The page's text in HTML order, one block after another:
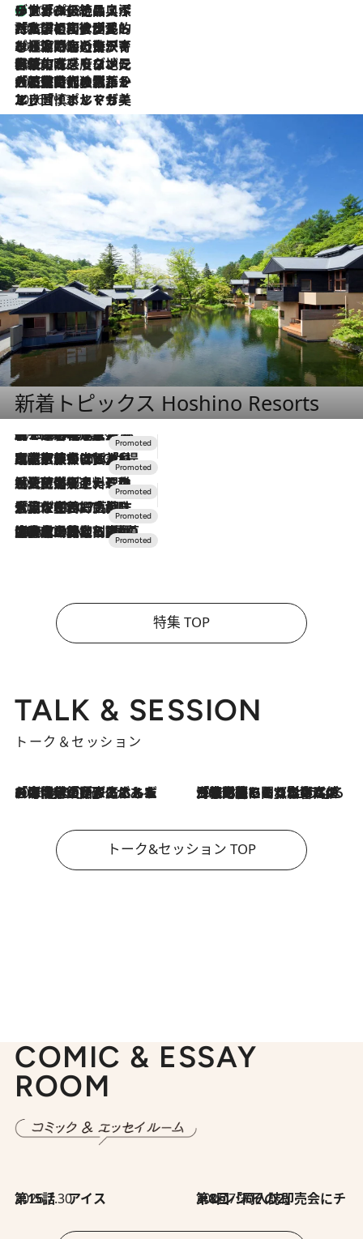
2026.8.8
リスボンの絶品スイーツ「パステル・デ・ナタ」とは？ポルトガル伝統の奥深い世界へ
2026.7.27
「私の祖国はポルトガル語です」国民的詩人フェルナンド・ペソアと、彼が愛した文学の街を歩く
2026.7.26
ポルトガル近海が育む極上の海の幸。キリリと冷えた白ワインと愉しむ、シーフード専門店の贅沢
2026.7.22
伝統の味をモダンに昇華。高感度な地元客が集う、リスボンの最旬ガストロノミー
2026.7.21
大航海時代の栄華から、震災、独裁、そして革命へ。ポルトガル・首都リスボンの石畳に刻まれた「歴史の光と影」
2026.7.13
エッセイ・ヤマザキマリ「慎ましくも美しき国 ポルトガル」
新着トピックス Hoshino Resorts
2026.8.7
【トンボの足水浴】ヒノキの香りに包まれて涼感マックス！約13℃の湧水かけ流しを避暑地「星野温泉 トンボの湯」で体験
2026.7.31
【ホテル帰省】という選択肢をOMOが提案。家族とほどよい距離を保つには「昼は実家、夜は気兼ねなくホテルで！」
2026.7.24
【夏限定ディナーコース】旬を迎える稚鮎や花ズッキーニなどをイタリア・トスカーナの郷土料理の手法で満喫！
2026.7.17
「土佐和ハーブかき氷」がOMO7高知に登場！生姜、山椒、大葉など目にも舌にも涼を呼ぶ郷土の味
2026.7.10
NEW OPEN！【界 草津】名湯の地に誕生。趣の異なる2種の温泉と上州ならではの会席・蕎麦割烹など美食を味わう究極の癒やし旅
特集 TOP
TALK & SESSION
トーク＆セッション
2026.8.3
「今後値上げがあるとすれば…」「リスクがあるのは今年の冬」エネルギー専門家が語る、ホルムズ海峡封鎖が家庭にもたらす“ある心配” 2026.8.3
「住宅建てられない…」「サーチャージ料の高値が続いている」ホルムズ海峡封鎖による影響はいつまで続く？《エネルギー専門家に聞く“どうなる日本の暮らし”》
トーク&セッション TOP
COMIC & ESSAY
ROOM
2026.7.30
第15話 アイス 2026.7.30
第8回「同人誌即売会にチャレンジ その2」